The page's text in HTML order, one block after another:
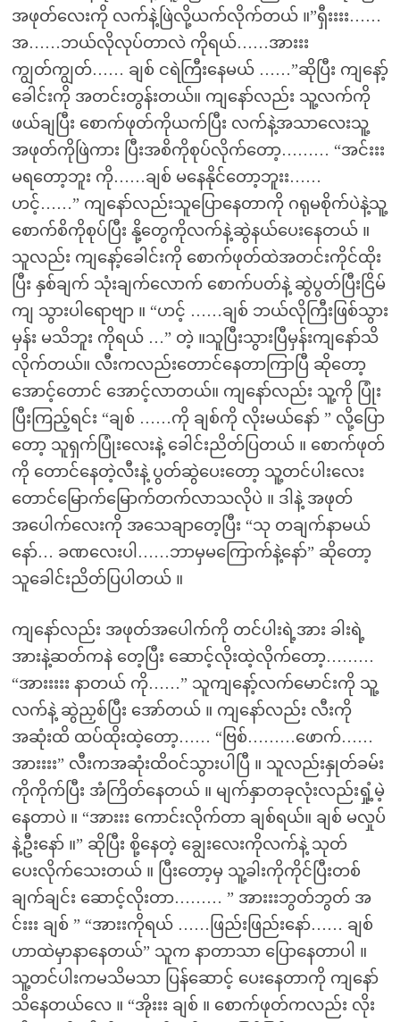
အဖုတ်လေးကို လက်နဲ့ဖြဲလို့ယက်လိုက်တယ် ။”ရှီးးးး……
အ……ဘယ်လိုလုပ်တာလဲ ကိုရယ်……အားးး
ကျွတ်ကျွတ်…… ချစ် ငရဲကြီးနေမယ် ……”ဆိုပြီး ကျနော့်
ခေါင်းကို အတင်းတွန်းတယ်။ ကျနော်လည်း သူ့လက်ကို
ဖယ်ချပြီး စောက်ဖုတ်ကိုယက်ပြီး လက်နဲ့အသာလေးသူ့
အဖုတ်ကိုဖြဲကား ပြီးအစိကိုစုပ်လိုက်တော့……… “အင်းးး
မရတော့ဘူး ကို……ချစ် မနေနိုင်တော့ဘူးး……
ဟင့်……” ကျနော်လည်းသူပြောနေတာကို ဂရုမစိုက်ပဲနဲ့သူ့
စောက်စိကိုစုပ်ပြီး နို့တွေကိုလက်နဲ့ဆွဲနယ်ပေးနေတယ် ။
သူလည်း ကျနော့်ခေါင်းကို စောက်ဖုတ်ထဲအတင်းကိုင်ထိုး
ပြီး နှစ်ချက် သုံးချက်လောက် စောက်ပတ်နဲ့ ဆွဲပွတ်ပြီးငြိမ်
ကျ သွားပါရောဗျာ ။ “ဟင့် ……ချစ် ဘယ်လိုကြီးဖြစ်သွား
မှန်း မသိဘူး ကိုရယ် …” တဲ့ ။သူပြီးသွားပြီမှန်းကျနော်သိ
လိုက်တယ်။ လီးကလည်းတောင်နေတာကြာပြီ ဆိုတော့
အောင့်တောင် အောင့်လာတယ်။ ကျနော်လည်း သူ့ကို ပြုံး
ပြီးကြည့်ရင်း “ချစ် ……ကို ချစ်ကို လိုးမယ်နော် ” လို့ပြော
တော့ သူရှက်ပြုံးလေးနဲ့ ခေါင်းညိတ်ပြတယ် ။ စောက်ဖုတ်
ကို တောင်နေတဲ့လီးနဲ့ ပွတ်ဆွဲပေးတော့ သူ့တင်ပါးလေး
တောင်မြောက်မြောက်တက်လာသလိုပဲ ။ ဒါနဲ့ အဖုတ်
အပေါက်လေးကို အသေချာတေ့ပြီး “သု တချက်နာမယ်
နော်… ခဏလေးပါ……ဘာမှမကြောက်နဲ့နော်” ဆိုတော့
သူခေါင်းညိတ်ပြပါတယ် ။
ကျနော်လည်း အဖုတ်အပေါက်ကို တင်ပါးရဲ့အား ခါးရဲ့
အားနဲ့ဆတ်ကနဲ တေ့ပြီး ဆောင့်လိုးထဲ့လိုက်တော့………
“အားးးးး နာတယ် ကို……” သူကျနော့်လက်မောင်းကို သူ့
လက်နဲ့ ဆွဲညှစ်ပြီး အော်တယ် ။ ကျနော်လည်း လီးကို
အဆုံးထိ ထပ်ထိုးထဲ့တော့…… “ဗြစ်………ဖောက်……
အားးးး” လီးကအဆုံးထိဝင်သွားပါပြီ ။ သူလည်းနှုတ်ခမ်း
ကိုကိုက်ပြီး အံကြိတ်နေတယ် ။ မျက်နှာတခုလုံးလည်းရှုံ့မဲ့
နေတာပဲ ။ “အားးး ကောင်းလိုက်တာ ချစ်ရယ်။ ချစ် မလှုပ်
နဲ့ဦးနော် ။” ဆိုပြီး စို့နေတဲ့ ချွေးလေးကိုလက်နဲ့ သုတ်
ပေးလိုက်သေးတယ် ။ ပြီးတော့မှ သူ့ခါးကိုကိုင်ပြီးတစ်
ချက်ချင်း ဆောင့်လိုးတာ……… ” အားးးဘွတ်ဘွတ် အ
င်းးး ချစ် ” “အားးကိုရယ် ……ဖြည်းဖြည်းနော်…… ချစ်
ဟာထဲမှာနာနေတယ်” သူက နာတာသာ ပြောနေတာပါ ။
သူ့တင်ပါးကမသိမသာ ပြန်ဆောင့် ပေးနေတာကို ကျနော်
သိနေတယ်လေ ။ “အိုးးး ချစ် ။ စောက်ဖုတ်ကလည်း လိုး